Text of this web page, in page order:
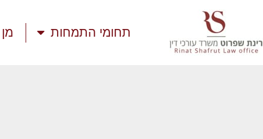
תחומי התמחות